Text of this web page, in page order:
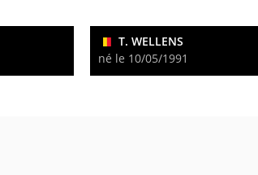
T. WELLENS
né le 10/05/1991